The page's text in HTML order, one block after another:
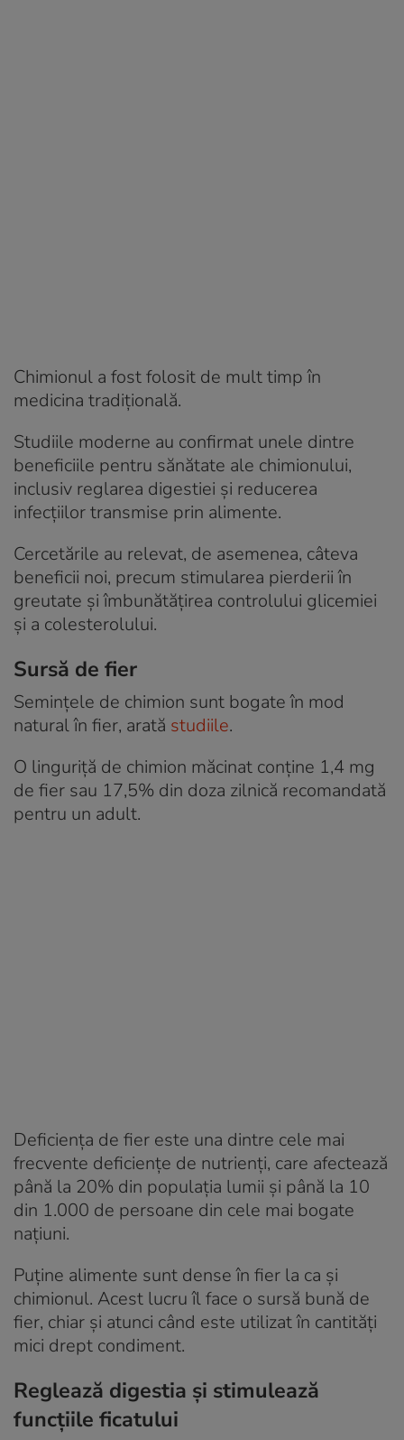
Chimionul a fost folosit de mult timp în
medicina tradițională.
Studiile moderne au confirmat unele dintre
beneficiile pentru sănătate ale chimionului,
inclusiv reglarea digestiei și reducerea
infecțiilor transmise prin alimente.
Cercetările au relevat, de asemenea, câteva
beneficii noi, precum stimularea pierderii în
greutate și îmbunătățirea controlului glicemiei
și a colesterolului.
Sursă de fier
Semințele de chimion sunt bogate în mod
natural în fier, arată studiile.
O linguriță de chimion măcinat conține 1,4 mg
de fier sau 17,5% din doza zilnică recomandată
pentru un adult.
Deficiența de fier este una dintre cele mai
frecvente deficiențe de nutrienți, care afectează
până la 20% din populația lumii și până la 10
din 1.000 de persoane din cele mai bogate
națiuni.
Puține alimente sunt dense în fier la ca și
chimionul. Acest lucru îl face o sursă bună de
fier, chiar și atunci când este utilizat în cantități
mici drept condiment.
Reglează digestia și stimulează
funcțiile ficatului